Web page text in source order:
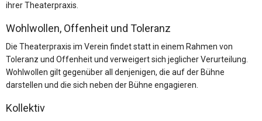
ihrer Theaterpraxis.
Wohlwollen, Offenheit und Toleranz
Die Theaterpraxis im Verein findet statt in einem Rahmen von
Toleranz und Offenheit und verweigert sich jeglicher Verurteilung.
Wohlwollen gilt gegenüber all denjenigen, die auf der Bühne
darstellen und die sich neben der Bühne engagieren.
Kollektiv